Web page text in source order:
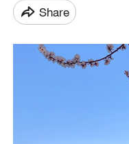
Share